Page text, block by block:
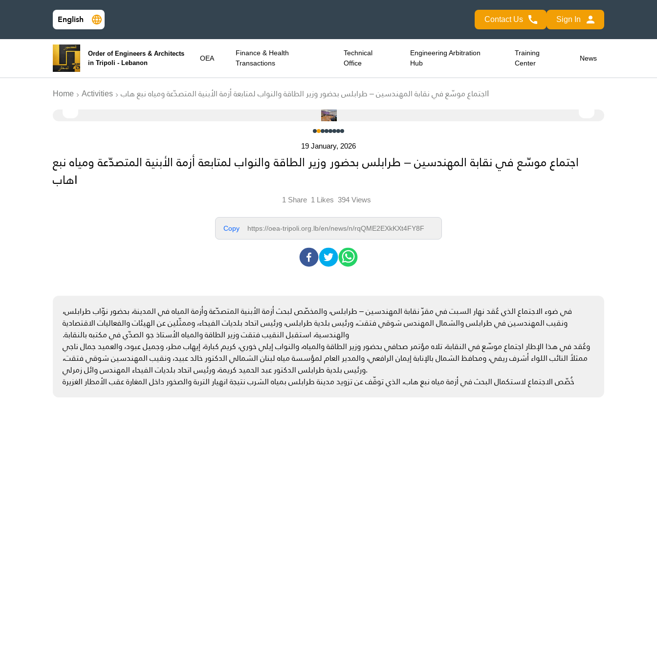
English Contact Us Sign In
Order of Engineers & Architects
in Tripoli - Lebanon
OEA
Finance & Health
Transactions
Technical
Office
Engineering Arbitration
Hub
Training
Center
News
Home Activities
19 January, 2026
اجتماع موسّع في نقابة المهندسين – طرابلس بحضور وزير الطاقة والنواب لمتابعة أزمة الأبنية المتصدّعة ومياه نبع
هابI
1 Share 1 Likes 394 Views
Copy https://oea-tripoli.org.lb/en/news/n/rqQME2EXkKXt4FY8F
ونقيب المهندسين في طرابلس والشمال المهندس شوقي فتقت، ورئيس بلدية طرابلس، ورئيس اتحاد بلديات الفيحاء، وممثّلين عن الهيئات والفعاليات الاقتصادية
والهندسية، استقبل النقيب فتقت وزير الطاقة والمياه الأستاذ جو الصدّي في مكتبه بالنقابة.
وعُقد في هذا الإطار اجتماع موسّع في النقابة، تلاه مؤتمر صحافي بحضور وزير الطاقة والمياه، والنواب إيلي خوري، كريم كبارة، إيهاب مطر، وجميل عبود، والعميد جمال ناجي
ممثلاً النائب اللواء أشرف ريفي، ومحافظ الشمال بالإنابة إيمان الرافعي، والمدير العام لمؤسسة مياه لبنان الشمالي الدكتور خالد عبيد، ونقيب المهندسين شوقي فتقت،
ورئيس بلدية طرابلس الدكتور عبد الحميد كريمة، ورئيس اتحاد بلديات الفيحاء المهندس وائل زمرلي.